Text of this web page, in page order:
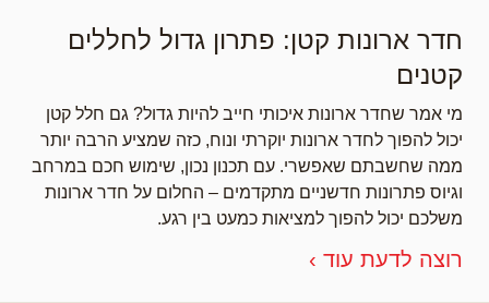
חדר ארונות קטן: פתרון גדול לחללים
קטנים
מי אמר שחדר ארונות איכותי חייב להיות גדול? גם חלל קטן
יכול להפוך לחדר ארונות יוקרתי ונוח, כזה שמציע הרבה יותר
ממה שחשבתם שאפשרי. עם תכנון נכון, שימוש חכם במרחב
וגיוס פתרונות חדשניים מתקדמים – החלום על חדר ארונות
משלכם יכול להפוך למציאות כמעט בין רגע.
רוצה לדעת עוד ›